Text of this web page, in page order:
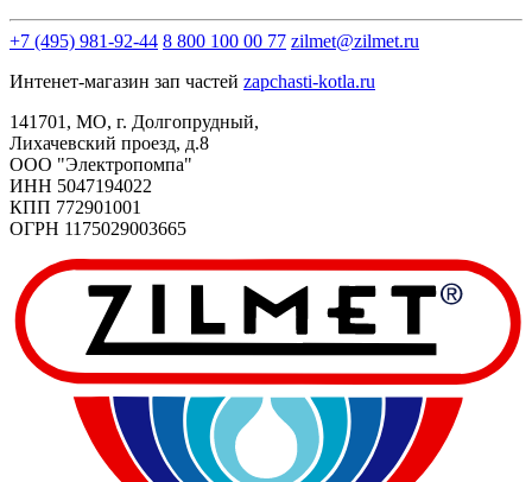
+7 (495) 981-92-44 8 800 100 00 77 zilmet@zilmet.ru
Интенет-магазин зап частей zapchasti-kotla.ru
141701, МО, г. Долгопрудный,
Лихачевский проезд, д.8
OOO "Электропомпа"
ИНН 5047194022
КПП 772901001
ОГРН 1175029003665